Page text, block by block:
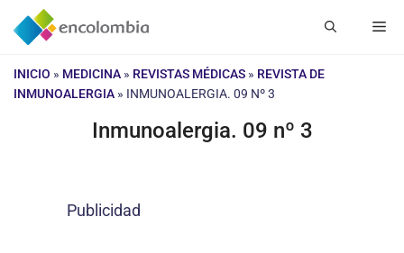
Saltar
INICIO » MEDICINA » REVISTAS MÉDICAS » REVISTA DE
INMUNOALERGIA » INMUNOALERGIA. 09 Nº 3
Inmunoalergia. 09 nº 3
Publicidad